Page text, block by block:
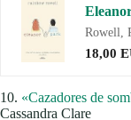
Rowell,
18,00
10. «Cazadores de
Cassandra Clare